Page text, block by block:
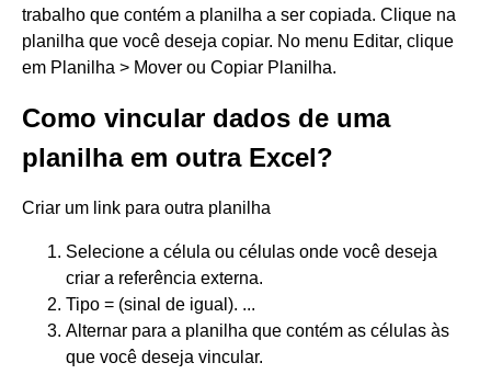
trabalho que contém a planilha a ser copiada. Clique na
planilha que você deseja copiar. No menu Editar, clique
em Planilha > Mover ou Copiar Planilha.
Como vincular dados de uma
planilha em outra Excel?
Criar um link para outra planilha
Selecione a célula ou células onde você deseja
criar a referência externa.
Tipo = (sinal de igual). ...
Alternar para a planilha que contém as células às
que você deseja vincular.